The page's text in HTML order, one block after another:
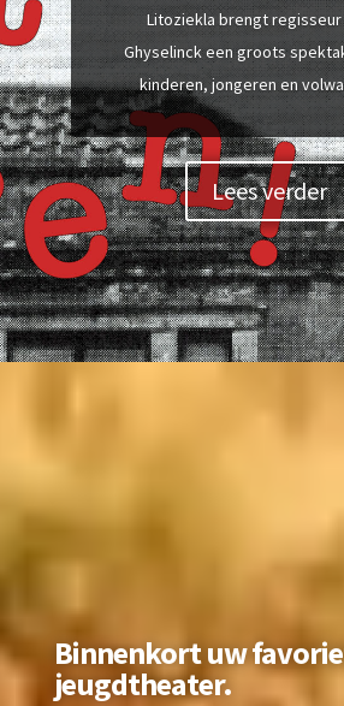
Litoziekla brengt
Ghyselinck een groots
kinderen, jongeren en
Lees verder
Binnenkort uw
jeugdtheater.